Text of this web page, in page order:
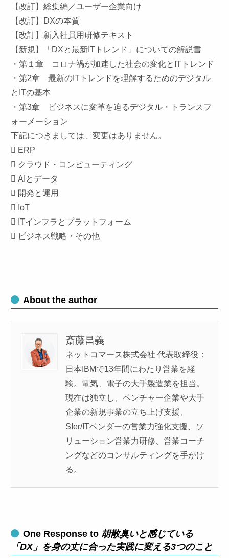
【改訂】総集編／ユーザー企業向け
【改訂】DXの本質
【改訂】新入社員用研修テキスト
【新規】「DXと最新ITトレンド」についての解説書
・第１章 コロナ禍が加速した社会の変化とITトレンド
・第2章 最新のITトレンドを理解するためのデジタル
とITの基本
・第3章 ビジネスに変革を迫るデジタル・トランスフ
ォーメーション
下記につきましては、変更はありません。
 ERP
 クラウド・コンピューティング
 AIとデータ
 開発と運用
 IoT
 ITインフラとプラットフォーム
 ビジネス戦略・その他
About the author
斎藤昌義
ネットコマース株式会社 代表取締役：
日本IBMで13年間にわたり営業を経
験。電気、電子の大手製造業を担当。
現在は独立し、ベンチャー企業や大手
企業の新規事業の立ち上げ支援、
SIer/ITベンダーの営業力強化支援、ソ
リューション営業力研修、営業コーチ
ングなどのコンサルティングを手がけ
る。
One Response to 胡散臭いと感じている
「DX」を身の丈に合った実践に変える3つのこと